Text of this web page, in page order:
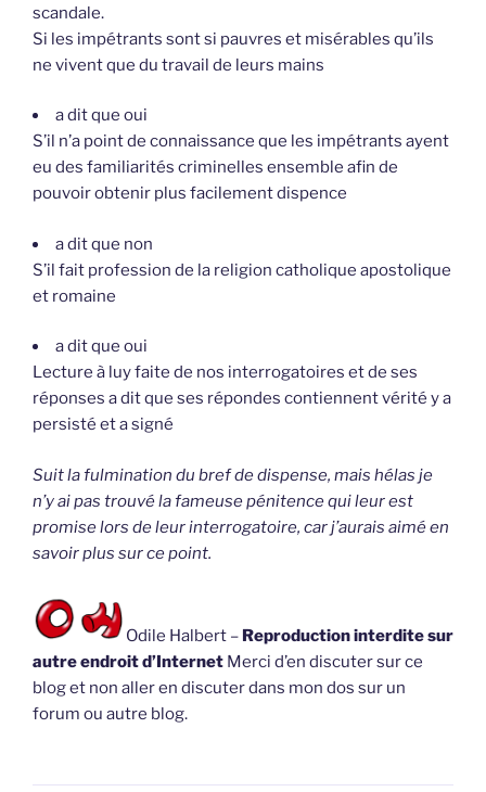
scandale.
Si les impétrants sont si pauvres et misérables qu’ils
ne vivent que du travail de leurs mains
a dit que oui
S’il n’a point de connaissance que les impétrants ayent
eu des familiarités criminelles ensemble afin de
pouvoir obtenir plus facilement dispence
a dit que non
S’il fait profession de la religion catholique apostolique
et romaine
a dit que oui
Lecture à luy faite de nos interrogatoires et de ses
réponses a dit que ses répondes contiennent vérité y a
persisté et a signé
Suit la fulmination du bref de dispense, mais hélas je
n’y ai pas trouvé la fameuse pénitence qui leur est
promise lors de leur interrogatoire, car j’aurais aimé en
savoir plus sur ce point.
Odile Halbert – Reproduction interdite sur
autre endroit d’Internet Merci d’en discuter sur ce
blog et non aller en discuter dans mon dos sur un
forum ou autre blog.